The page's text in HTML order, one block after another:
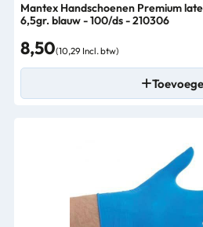
Mantex Handschoenen Premium
6,5gr. blauw - 100/ds - 210306
8,50(10,29 Incl. btw)